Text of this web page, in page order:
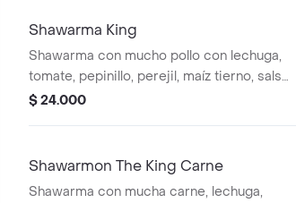
Shawarma King
Shawarma con mucho pollo con lechuga,
tomate, pepinillo, perejil, maíz tierno, salsa
de ajo y pan árabe.
$ 24.000
Shawarmon The King Carne
Shawarma con mucha carne, lechuga,